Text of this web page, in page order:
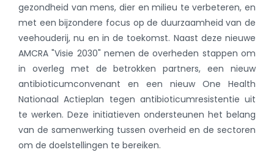
gezondheid van mens, dier en milieu te verbeteren, en
met een bijzondere focus op de duurzaamheid van de
veehouderij, nu en in de toekomst. Naast deze nieuwe
AMCRA "Visie 2030" nemen de overheden stappen om
in overleg met de betrokken partners, een nieuw
antibioticumconvenant en een nieuw One Health
Nationaal Actieplan tegen antibioticumresistentie uit
te werken. Deze initiatieven ondersteunen het belang
van de samenwerking tussen overheid en de sectoren
om de doelstellingen te bereiken.